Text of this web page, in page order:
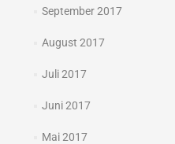
September 2017
August 2017
Juli 2017
Juni 2017
Mai 2017